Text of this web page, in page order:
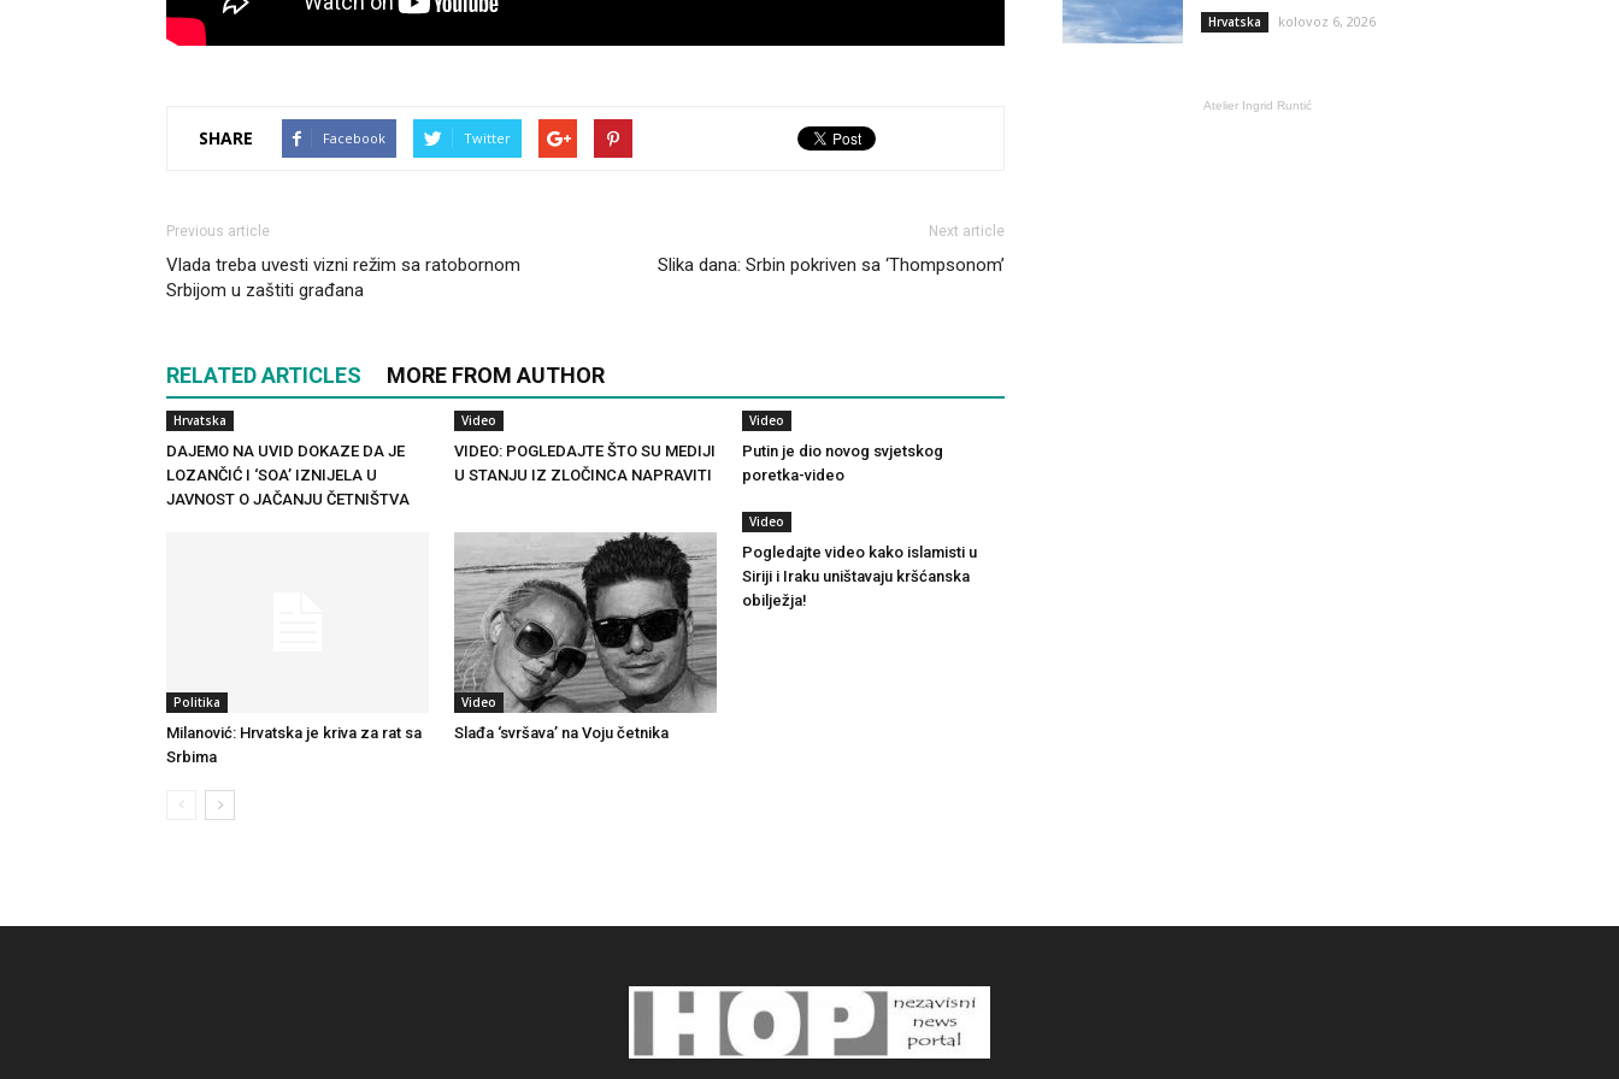
SHARE Facebook Twitter
Previous article
Vlada treba uvesti vizni režim sa ratobornom
Srbijom u zaštiti građana
Next article
Slika dana: Srbin pokriven sa ‘Thompsonom’
RELATED ARTICLES MORE FROM AUTHOR
Hrvatska
DAJEMO NA UVID DOKAZE DA JE
LOZANČIĆ I ‘SOA’ IZNIJELA U
JAVNOST O JAČANJU ČETNIŠTVA
Video
VIDEO: POGLEDAJTE ŠTO SU MEDIJI
U STANJU IZ ZLOČINCA NAPRAVITI
Video
Putin je dio novog svjetskog
poretka-video
Politika
Milanović: Hrvatska je kriva za rat sa
Srbima
Video
Slađa ‘svršava’ na Voju četnika
Video
Pogledajte video kako islamisti u
Siriji i Iraku uništavaju kršćanska
obilježja!
Hrvatska kolovoz 6, 2026
Atelier Ingrid Runtić